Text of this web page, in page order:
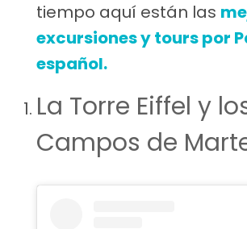
tiempo aquí están las
excursiones y tours por
español.
La Torre Eiffel y
Campos de